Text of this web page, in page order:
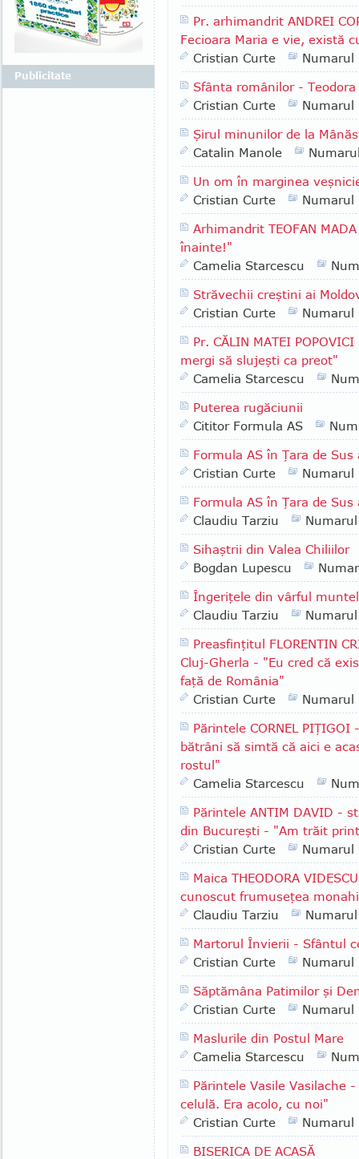
Pr. arhimandrit ANDREI
Fecioara Maria e vie, există
Cristian Curte
Numarul
Sfânta românilor -
Cristian Curte
Numarul
Şirul minunilor de la
Catalin Manole
Un om în marginea
Cristian Curte
Numarul
Arhimandrit TEOFAN
înainte!"
Camelia Starcescu
Străvechii creştini ai
Cristian Curte
Numarul
Pr. CĂLIN MATEI
mergi să slujeşti ca preot"
Camelia Starcescu
Puterea rugăciunii
Cititor Formula AS
Formula AS în Ţara de
Cristian Curte
Numarul
Formula AS în Ţara de
Claudiu Tarziu
Sihaştrii din Valea Chiliilor
Bogdan Lupescu
Îngeriţele din vârful
Claudiu Tarziu
Preasfinţitul FLORENTIN
Cluj-Gherla - "Eu cred că
faţă de România"
Cristian Curte
Numarul
Părintele CORNEL
bătrâni să simtă că aici e
rostul"
Camelia Starcescu
Părintele ANTIM DAVID -
din Bucureşti - "Am trăit
Cristian Curte
Numarul
Maica THEODORA
cunoscut frumuseţea
Claudiu Tarziu
Martorul Învierii - Sfântul
Cristian Curte
Numarul
Săptămâna Patimilor şi
Cristian Curte
Numarul
Maslurile din Postul Mare
Camelia Starcescu
Părintele Vasile Vasilache
celulă. Era acolo, cu noi"
Cristian Curte
Numarul
BISERICA DE ACASĂ
Publicitate